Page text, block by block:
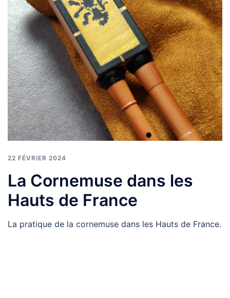
22 FÉVRIER 2024
La Cornemuse dans les
Hauts de France
La pratique de la cornemuse dans les Hauts de France.